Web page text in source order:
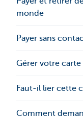
monde
Payer sans
Gérer votre
Faut-il lier cette
Comment